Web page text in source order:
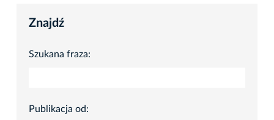
Znajdź
Szukana fraza:
Publikacja od: